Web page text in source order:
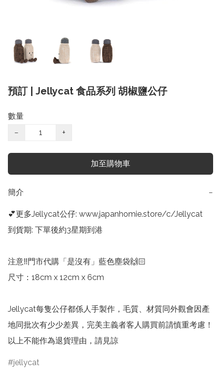
預訂 | Jellycat 食品系列 胡椒鹽公仔
數量
−
+
加至購物車
簡介 −
💕更多Jellycat公仔: www.japanhomie.store/c/Jellycat
到貨期: 下單後約3星期到港
注意‼️門市代購「是沒有」藍色塵袋🙌🏻
尺寸：18cm x 12cm x 6cm
Jellycat每隻公仔都係人手製作，毛質、材質同外觀會因產
地同批次有少少差異，完美主義者客人購買前請慎重考慮！
以上不能作為退貨理由，請見諒
jellycat